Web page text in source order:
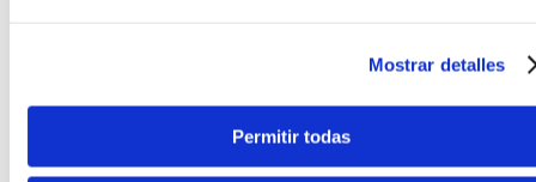
Mostrar detalles
Permitir todas
opción preferida para muchos guitarristas
Unido a un mástil Bolt-on de Hard-rock Maple, este